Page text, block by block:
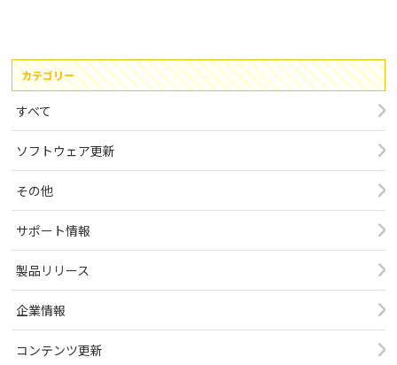
カテゴリー
すべて
ソフトウェア更新
その他
サポート情報
製品リリース
企業情報
コンテンツ更新